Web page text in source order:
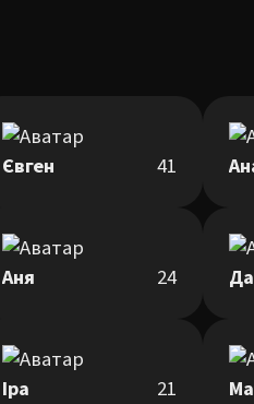
Євген 41
Аня 24
Іра 21